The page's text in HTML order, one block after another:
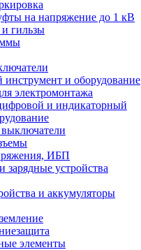
на напряжение до 1 кВ
гильзы
и оборудование
электромонтажа
и индикаторный
ИБП
зарядные устройства
и аккумуляторы
элементы